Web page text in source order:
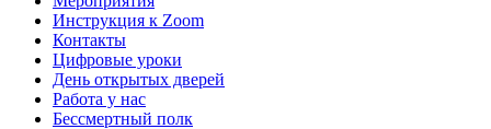
Инструкция к Zoom
Контакты
Цифровые уроки
День открытых дверей
Работа у нас
Бессмертный полк